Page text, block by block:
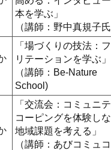
本を学ぶ」
（講師：野中真規子
「場づくりの技法：
リテーションを学ぶ」
（講師：Be-Nature
School)
「交流会：コミュニ
コーピングを体験し
地域課題を考える」
（講師：あびコミュ